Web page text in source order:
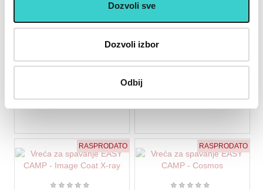
Dozvoli sve
Dozvoli izbor
Odbij
RASPRODATO
★ ★ ★ ★ ★
RASPRODATO
★ ★ ★ ★ ★